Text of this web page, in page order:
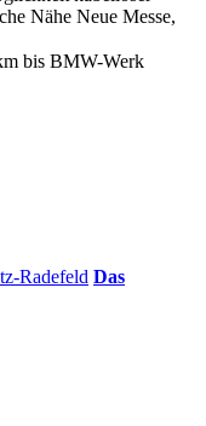
Nähe Neue Messe,
bis BMW-Werk
Das